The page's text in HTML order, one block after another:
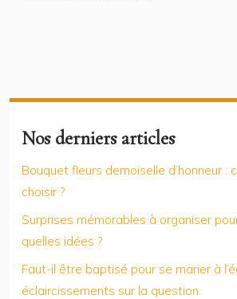
Nos derniers articles
Bouquet fleurs demoiselle d’honneur :
choisir ?
Surprises mémorables à organiser
quelles idées ?
Faut-il être baptisé pour se marier à
éclaircissements sur la question.